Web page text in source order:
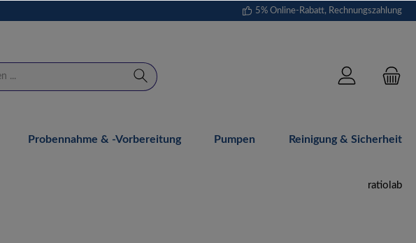
5% Online-Rabatt, Rechnungszahlung
Probennahme & -vorbereitung Pumpen Reinigung & Sicherheit
ratiolab